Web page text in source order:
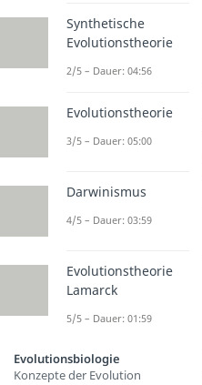
Synthetische
Evolutionstheorie
2/5 – Dauer: 04:56
Evolutionstheorie
3/5 – Dauer: 05:00
Darwinismus
4/5 – Dauer: 03:59
Evolutionstheorie
Lamarck
5/5 – Dauer: 01:59
Evolutionsbiologie
Konzepte der Evolution